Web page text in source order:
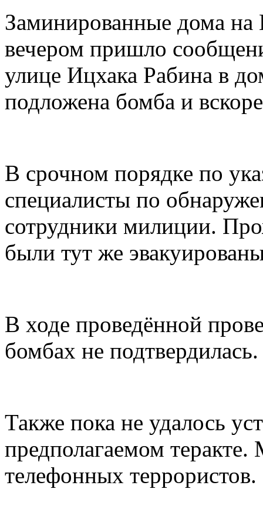
Заминированные дома
вечером пришло
улице Ицхака Рабина в
подложена бомба и
В срочном порядке по
специалисты по
сотрудники милиции.
были тут же
В ходе проведённой
бомбах не подтвердилась.
Также пока не удалось
предполагаемом
телефонных террористов.